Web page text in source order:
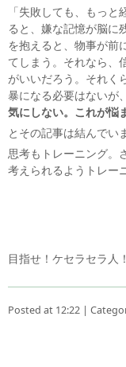
「失敗しても、もっ
ると、嫌な記憶が脳に
を抱えると、物事が前
てしまう。それなら、
がいいだろう。それく
暴になる必要はないが、
気にしない。これが悩
とその記事は結んでい
思考もトレーニング。
考えられるようトレー
目指せ！ケセラセラ人
Posted at 12:22 |